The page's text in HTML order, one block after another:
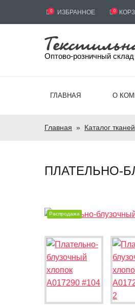
0 ИЗБРАННОЕ 0
Оптово-розничный
ГЛАВНАЯ О
Главная » Каталог тканей
ПЛАТЕЛЬНО-
Распродажа